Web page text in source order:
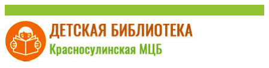
содержимому